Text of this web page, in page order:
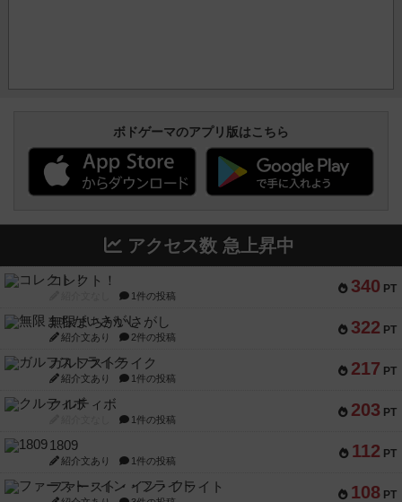
ボドゲーマのアプリ版はこちら
アクセス数 急上昇中
340 PT
コレクト！
1件の投稿
322 PT
無限まちがいさがし
紹介文あり 2件の投稿
217 PT
ガルフストライク
紹介文あり 1件の投稿
203 PT
クルティボ
1件の投稿
112 PT
1809
紹介文あり 1件の投稿
108 PT
ファースト・イン・フライト